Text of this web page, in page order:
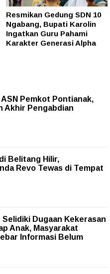
Resmikan Gedung SDN 10
Ngabang, Bupati Karolin
Ingatkan Guru Pahami
Karakter Generasi Alpha
ASN Pemkot Pontianak,
Akhir Pengabdian
Belitang Hilir,
Revo Tewas di Tempat
Selidiki Dugaan Kekerasan
Anak, Masyarakat
Informasi Belum